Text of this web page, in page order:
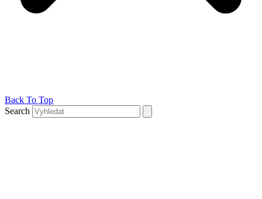
Back To Top
Search